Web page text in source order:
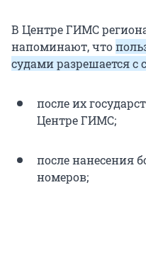
В Центре ГИМС
напоминают, что
судами разрешается
после их
Центре ГИМС;
после нанесения
номеров;